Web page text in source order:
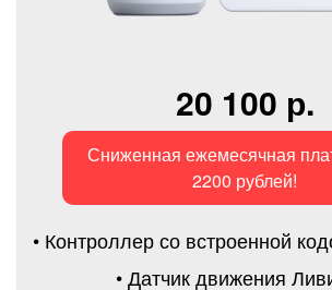
20 100 р.
Сниженная ежемесячная
2200 рублей!
• Контроллер со встроенной
• Датчик движения